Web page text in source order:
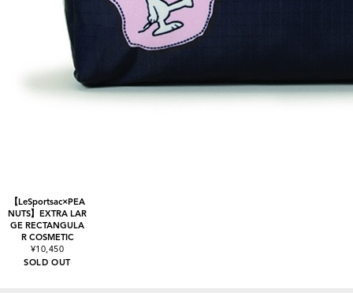
【LeSportsac×PEA
NUTS】EXTRA LAR
GE RECTANGULA
R COSMETIC
¥10,450
SOLD OUT